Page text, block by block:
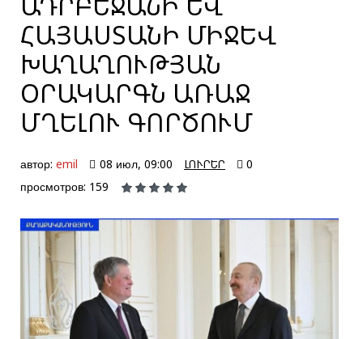
ՀԱՅԱՍՏԱՆԻ ՄԻՋԵՎ
ԽԱՂԱՂՈՒԹՅԱՆ
ՕՐԱԿԱՐԳՆ ԱՌԱՋ
ՄՂԵԼՈՒ ԳՈՐԾՈՒՄ
автор: emil 08 июл, 09:00 ԼՈՒՐԵՐ
0
просмотров: 159